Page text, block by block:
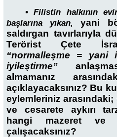
• Filistin halkının
başlarına yıkan,
yani
saldırgan tavırlarıyla
Terörist Çete
“normalleşme = yani
iyileştirme”
almamanız
açıklayacaksınız? Bu
eylemleriniz
ve cesarete aykırı
hangi mazeret ve
çalışacaksınız?